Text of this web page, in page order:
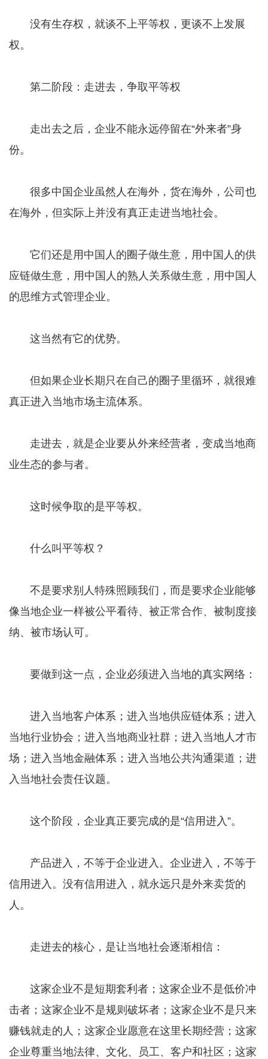
没有生存权，就谈不上平等权，更谈不上发展
权。
第二阶段：走进去，争取平等权
走出去之后，企业不能永远停留在“外来者”身
份。
很多中国企业虽然人在海外，货在海外，公司也
在海外，但实际上并没有真正走进当地社会。
它们还是用中国人的圈子做生意，用中国人的供
应链做生意，用中国人的熟人关系做生意，用中国人
的思维方式管理企业。
这当然有它的优势。
但如果企业长期只在自己的圈子里循环，就很难
真正进入当地市场主流体系。
走进去，就是企业要从外来经营者，变成当地商
业生态的参与者。
这时候争取的是平等权。
什么叫平等权？
不是要求别人特殊照顾我们，而是要求企业能够
像当地企业一样被公平看待、被正常合作、被制度接
纳、被市场认可。
要做到这一点，企业必须进入当地的真实网络：
进入当地客户体系；进入当地供应链体系；进入
当地行业协会；进入当地商业社群；进入当地人才市
场；进入当地金融体系；进入当地公共沟通渠道；进
入当地社会责任议题。
这个阶段，企业真正要完成的是“信用进入”。
产品进入，不等于企业进入。企业进入，不等于
信用进入。没有信用进入，就永远只是外来卖货的
人。
走进去的核心，是让当地社会逐渐相信：
这家企业不是短期套利者；这家企业不是低价冲
击者；这家企业不是规则破坏者；这家企业不是只来
赚钱就走的人；这家企业愿意在这里长期经营；这家
企业尊重当地法律、文化、员工、客户和社区；这家